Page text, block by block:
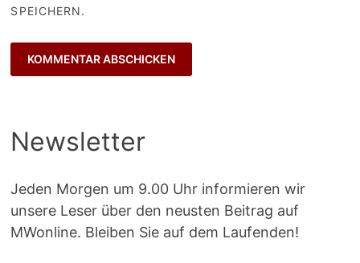
SPEICHERN.
Newsletter
Jeden Morgen um 9.00 Uhr informieren wir
unsere Leser über den neusten Beitrag auf
MWonline. Bleiben Sie auf dem Laufenden!